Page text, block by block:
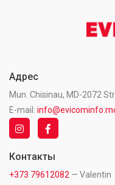
Адрес
Mun. Chisinau, MD-2072
E-mail:
Контакты
+373 79612082 — Valentin